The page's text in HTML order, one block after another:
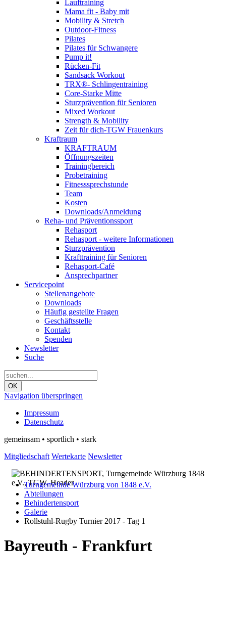
Lauftraining
Mama fit - Baby mit
Mobility & Stretch
Outdoor-Fitness
Pilates
Pilates für Schwangere
Pump it!
Rücken-Fit
Sandsack Workout
TRX®- Schlingentraining
Core-Starke Mitte
Sturzprävention für Senioren
Mixed Workout
Strength & Mobility
Zeit für dich-TGW Frauenkurs
Kraftraum
KRAFTRAUM
Öffnungszeiten
Trainingbereich
Probetraining
Fitnesssprechstunde
Team
Kosten
Downloads/Anmeldung
Reha- und Präventionssport
Rehasport
Rehasport - weitere Informationen
Sturzprävention
Krafttraining für Senioren
Rehasport-Café
Ansprechpartner
Servicepoint
Stellenangebote
Downloads
Häufig gestellte Fragen
Geschäftsstelle
Kontakt
Spenden
Newsletter
Suche
OK
Navigation überspringen
Impressum
Datenschutz
gemeinsam • sportlich • stark
Mitgliedschaft Wertekarte Newsletter
Turngemeinde Würzburg von 1848 e.V.
Abteilungen
Behindertensport
Galerie
Rollstuhl-Rugby Turnier 2017 - Tag 1
Bayreuth - Frankfurt